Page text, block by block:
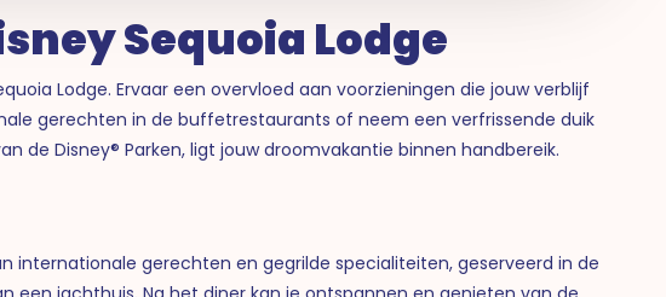
Sequoia Lodge
Lodge. Ervaar een overvloed aan voorzieningen die jouw verblijf
gerechten in de buffetrestaurants of neem een verfrissende duik
de Disney® Parken, ligt jouw droomvakantie binnen handbereik.
internationale gerechten en gegrilde specialiteiten, geserveerd in de